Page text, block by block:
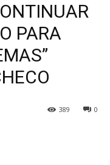
PARA
0
389